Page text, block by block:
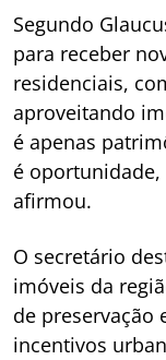
Segundo
para receber
residenciais,
aproveitando
é apenas
é oportunidade,
afirmou.
O secretário
imóveis da
de preservação
incentivos